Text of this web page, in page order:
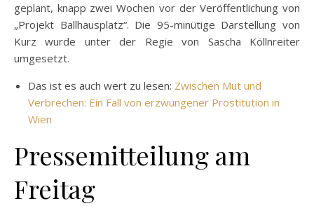
geplant, knapp zwei Wochen vor der Veröffentlichung von
„Projekt Ballhausplatz“. Die 95-minütige Darstellung von
Kurz wurde unter der Regie von Sascha Köllnreiter
umgesetzt.
Das ist es auch wert zu lesen: Zwischen Mut und
Verbrechen: Ein Fall von erzwungener Prostitution in
Wien
Pressemitteilung am
Freitag